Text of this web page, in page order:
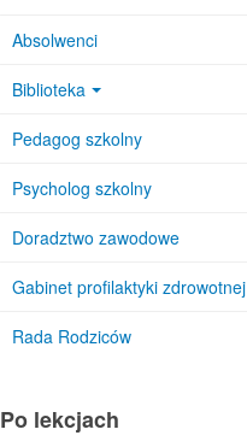
Absolwenci
Biblioteka
Pedagog szkolny
Psycholog szkolny
Doradztwo zawodowe
Gabinet profilaktyki zdrowotnej
Rada Rodziców
Po lekcjach